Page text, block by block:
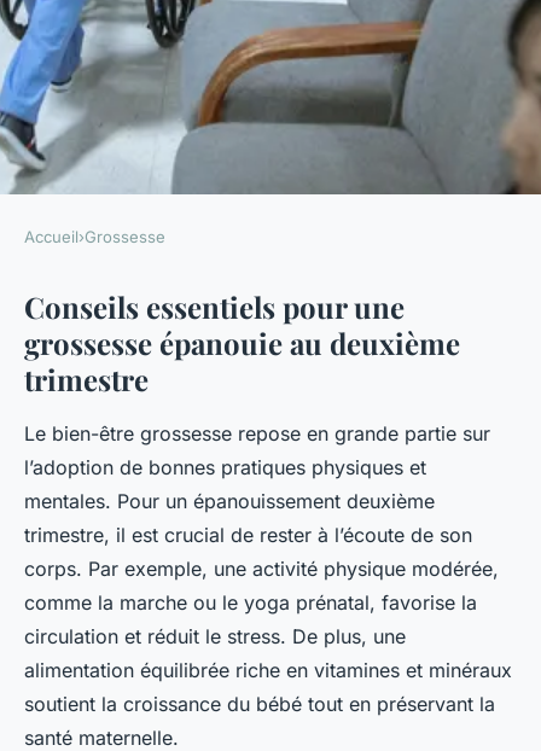
Les secrets d'une grossesse
épanouie au deuxième
trimestre
Amélie•26 septembre 2025•7 min de lecture
Accueil›Grossesse
Conseils essentiels pour une
grossesse épanouie au deuxième
trimestre
Le bien-être grossesse repose en grande partie sur
l’adoption de bonnes pratiques physiques et
mentales. Pour un épanouissement deuxième
trimestre, il est crucial de rester à l’écoute de son
corps. Par exemple, une activité physique modérée,
comme la marche ou le yoga prénatal, favorise la
circulation et réduit le stress. De plus, une
alimentation équilibrée riche en vitamines et minéraux
soutient la croissance du bébé tout en préservant la
santé maternelle.